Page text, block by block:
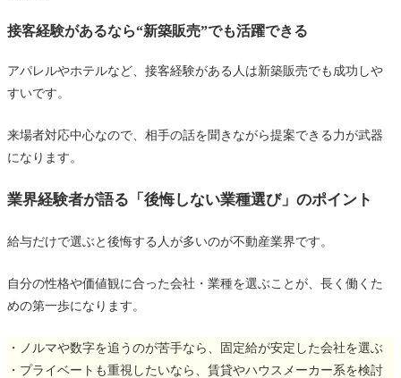
接客経験があるなら“新築販売”でも活躍できる
アパレルやホテルなど、接客経験がある人は新築販売でも成功しや
すいです。
来場者対応中心なので、相手の話を聞きながら提案できる力が武器
になります。
業界経験者が語る「後悔しない業種選び」のポイント
給与だけで選ぶと後悔する人が多いのが不動産業界です。
自分の性格や価値観に合った会社・業種を選ぶことが、長く働くた
めの第一歩になります。
・ノルマや数字を追うのが苦手なら、固定給が安定した会社を選ぶ
・プライベートも重視したいなら、賃貸やハウスメーカー系を検討